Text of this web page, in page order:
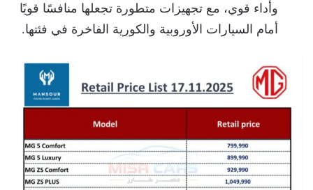
وأداء قوي، مع تجهيزات متطورة تجعلها منافسًا قويًا
أمام السيارات الأوروبية والكورية الفاخرة في فئتها.